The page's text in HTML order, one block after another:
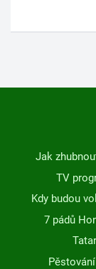
Jak
TV
Kdy budou
7 pádů